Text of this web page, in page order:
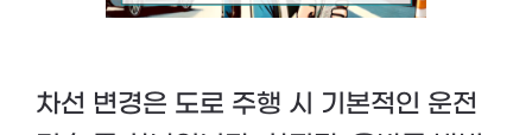
차선 변경은 도로 주행 시 기본적인 운전